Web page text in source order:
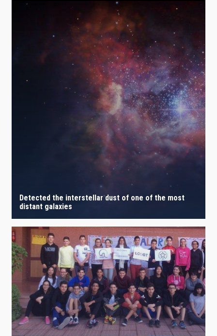
Detected the interstellar dust of one of the most
distant galaxies